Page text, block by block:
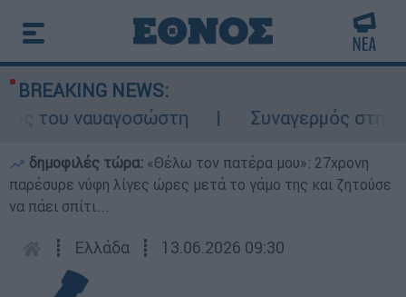
BREAKING NEWS:
του ναυαγοσώστη
Συναγερμός στην
δημοφιλές τώρα: «Θέλω τον πατέρα μου»: 27χρονη
παρέσυρε νύφη λίγες ώρες μετά το γάμο της και ζητούσε
να πάει σπίτι...
┋ Ελλάδα ┋ 13.06.2026 09:30